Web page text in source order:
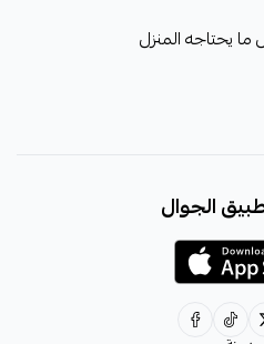
ما يحتاجه المنزل
الجوال